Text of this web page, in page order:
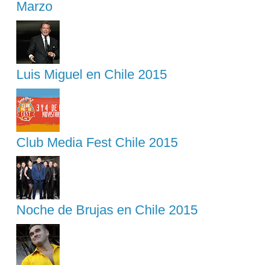
Marzo
Luis Miguel en Chile 2015
Club Media Fest Chile 2015
Noche de Brujas en Chile 2015